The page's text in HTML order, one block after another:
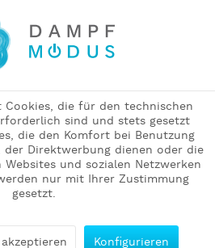
Cookies, die für den technischen
sind und stets gesetzt
die den Komfort bei Benutzung
der Direktwerbung dienen oder die
und sozialen Netzwerken
nur mit Ihrer Zustimmung
gesetzt.
Konfigurieren